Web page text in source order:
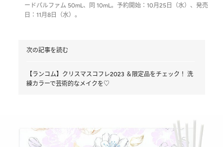
ードパルファム 50mL、同 10mL。予約開始：10月25日（水）、発売
日：11月8日（水）。
次の記事を読む
【ランコム】クリスマスコフレ2023 ＆限定品をチェック！ 洗
練カラーで芸術的なメイクを♡